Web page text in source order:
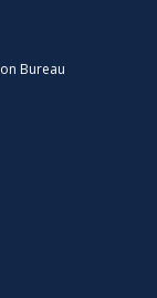
Bureau